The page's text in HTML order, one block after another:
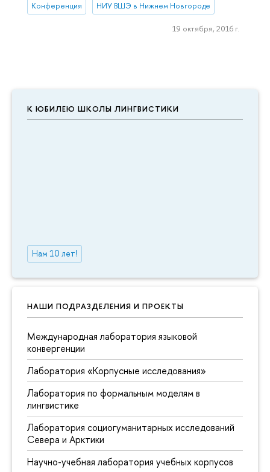
К ЮБИЛЕЮ ШКОЛЫ ЛИНГВИСТИКИ
Нам 10 лет!
НАШИ ПОДРАЗДЕЛЕНИЯ И ПРОЕКТЫ
Международная лаборатория языковой
конвергенции
Лаборатория «Корпусные исследования»
Лаборатория по формальным моделям в
лингвистике
Лаборатория социогуманитарных исследований
Севера и Арктики
Научно-учебная лаборатория учебных корпусов
Конференция НИУ ВШЭ в Нижнем Новгороде
19 октября, 2016 г.